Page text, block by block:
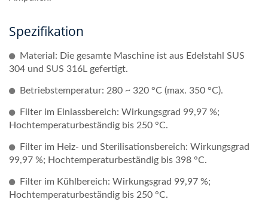
Spezifikation
Material: Die gesamte Maschine ist aus Edelstahl SUS
304 und SUS 316L gefertigt.
Betriebstemperatur: 280 ~ 320 °C (max. 350 °C).
Filter im Einlassbereich: Wirkungsgrad 99,97 %;
Hochtemperaturbeständig bis 250 °C.
Filter im Heiz- und Sterilisationsbereich: Wirkungsgrad
99,97 %; Hochtemperaturbeständig bis 398 °C.
Filter im Kühlbereich: Wirkungsgrad 99,97 %;
Hochtemperaturbeständig bis 250 °C.